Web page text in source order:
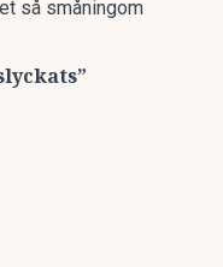
så småningom